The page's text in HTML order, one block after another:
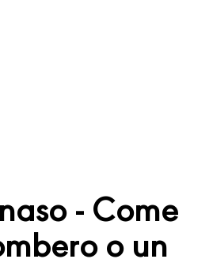
- Come
o un